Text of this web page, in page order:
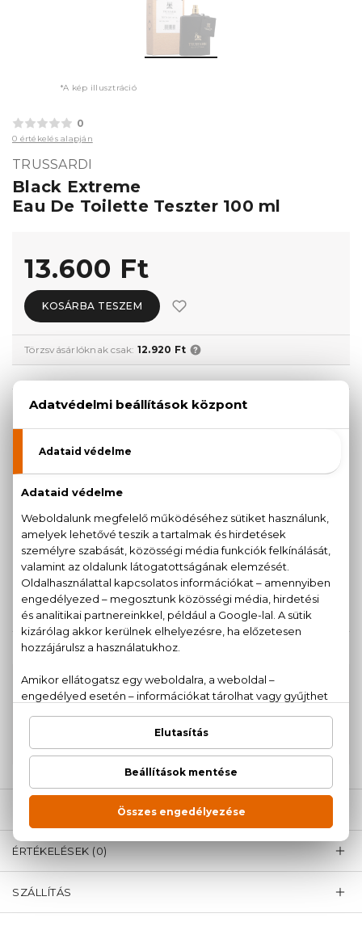
*A kép illusztráció
0
0 értékelés alapján
TRUSSARDI
Black Extreme
Eau De Toilette Teszter 100 ml
13.600 Ft
KOSÁRBA TESZEM
Törzsvásárlóknak csak: 12.920 Ft
Teszter 100 ml
AKCIÓ
100 ml
16.500 Ft
20.880 Ft
KAPCSOLÓDÓ TERMÉKEK
100% eredeti termékek,14 napos visszaküldési
garanciával
ÉRTÉKELÉSEK (0)
SZÁLLÍTÁS